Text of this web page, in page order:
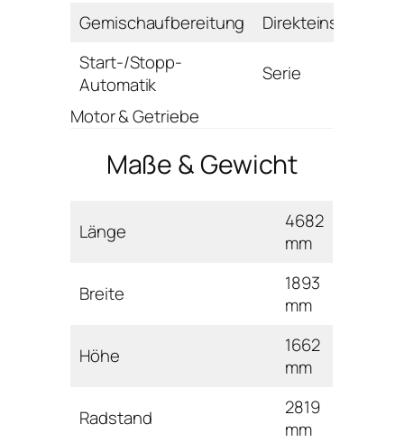
Gemischaufbereitung
Direkteinspritzung
Start-/Stopp-
Automatik
Serie
Motor & Getriebe
Maße & Gewicht
Länge
4682
mm
Breite
1893
mm
Höhe
1662
mm
Radstand
2819
mm